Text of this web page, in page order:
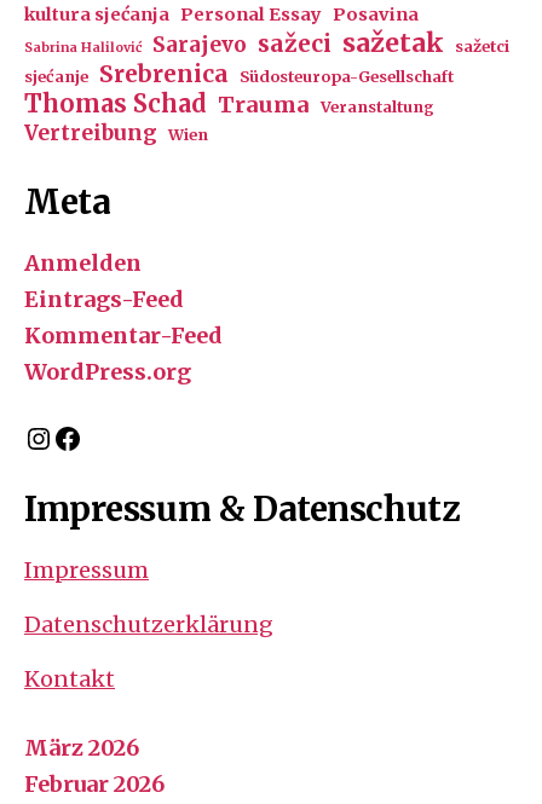
kultura sjećanja Personal Essay Posavina
Sabrina Halilović Sarajevo sažeci sažetak
sažetci
sjećanje
Srebrenica Südosteuropa-Gesellschaft
Thomas Schad Trauma Veranstaltung
Vertreibung Wien
Meta
Anmelden
Eintrags-Feed
Kommentar-Feed
WordPress.org
Instagram
Facebook
Impressum & Datenschutz
Impressum
Datenschutzerklärung
Kontakt
März 2026
Februar 2026